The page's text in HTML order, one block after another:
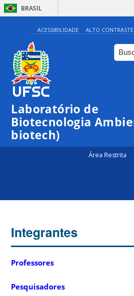
BRASIL
ACESSIBILIDADE ALTO CONTRASTE
Laboratório de
Biotecnologia
biotech)
Área Restrita
Integrantes
Professores
Pesquisadores